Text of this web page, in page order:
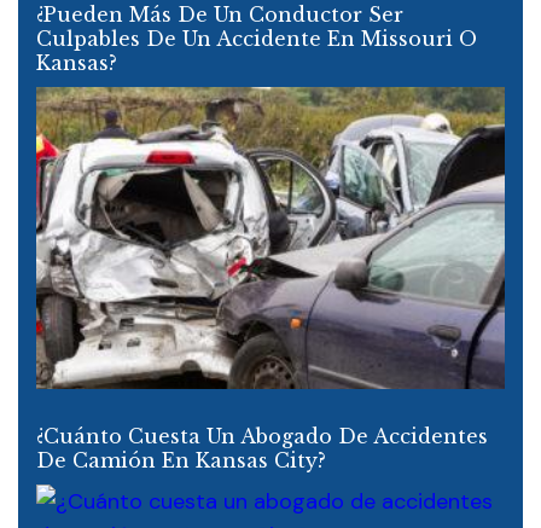
¿Pueden Más De Un Conductor Ser
Culpables De Un Accidente En Missouri O
Kansas?
¿Cuánto Cuesta Un Abogado De Accidentes
De Camión En Kansas City?